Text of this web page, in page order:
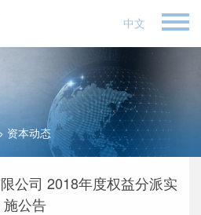
中文
资本动态
公司 2018年度权益分派实
施公告